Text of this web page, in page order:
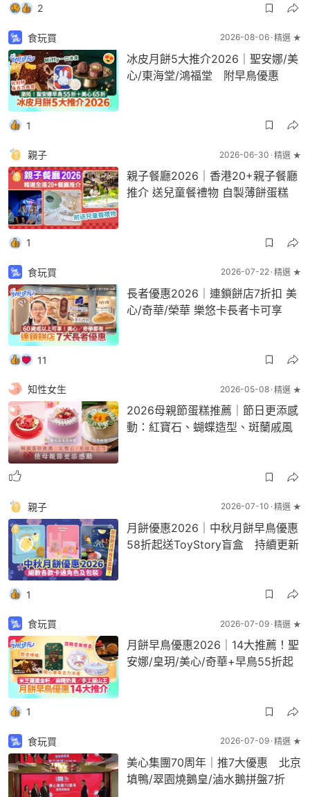
2
食玩買 2026-08-06 精選 ★
冰皮月餅5大推介2026｜聖安娜/美
心/東海堂/鴻福堂 附早鳥優惠
1
親子 2026-06-30 精選 ★
親子餐廳2026｜香港20+親子餐廳
推介 送兒童餐禮物 自製薄餅蛋糕
1
食玩買 2026-07-22 精選 ★
長者優惠2026｜連鎖餅店7折扣 美
心/奇華/榮華 樂悠卡長者卡可享
11
知性女生 2026-05-08 精選 ★
2026母親節蛋糕推薦｜節日更添感
動：紅寶石、蝴蝶造型、斑蘭戚風
親子 2026-07-10 精選 ★
月餅優惠2026｜中秋月餅早鳥優惠
58折起送ToyStory盲盒 持續更新
1
食玩買 2026-07-09 精選 ★
月餅早鳥優惠2026｜14大推薦！聖
安娜/皇玥/美心/奇華+早鳥55折起
1
食玩買 2026-07-09 精選 ★
美心集團70周年｜推7大優惠 北京
填鴨/翠園燒鵝皇/滷水鵝拼盤7折